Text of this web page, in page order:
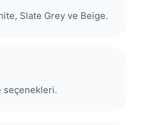
Slate Grey ve Beige.
seçenekleri.